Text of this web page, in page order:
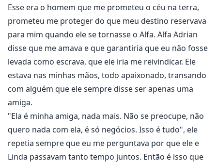
sacrificou tudo, incluindo seu pai companheiro que ele
rejeitou por ela. Agora desonrada e prestes a ser
enviada como escrava para o Rei Alfa, que todos
temiam e conheciam como o pior tipo de ditador.
Ela tentou escapar para encontrar seu próprio mundo,
para se destacar, a única coisa que ela queria fazer era
se salvar primeiro de ser levada para o Rei Alfa, ela
preferia se tornar uma loba solitária do que cair nas
mãos do Rei Alfa que a destruiria completamente, mas
isso não saiu como planejado. O plano só a colocou
em mais problemas.
O Rei Alfa acabou não sendo o que todos imaginavam,
ela não esperava quem viu quando chegou lá. Agora
Esse era o homem que me prometeu o céu na terra,
prometeu me proteger do que meu destino reservava
para mim quando ele se tornasse o Alfa. Alfa Adrian
disse que me amava e que garantiria que eu não fosse
levada como escrava, que ele iria me reivindicar. Ele
estava nas minhas mãos, todo apaixonado, transando
com alguém que ele sempre disse ser apenas uma
amiga.
"Ela é minha amiga, nada mais. Não se preocupe, não
quero nada com ela, é só negócios. Isso é tudo", ele
repetia sempre que eu me perguntava por que ele e
Linda passavam tanto tempo juntos. Então é isso que